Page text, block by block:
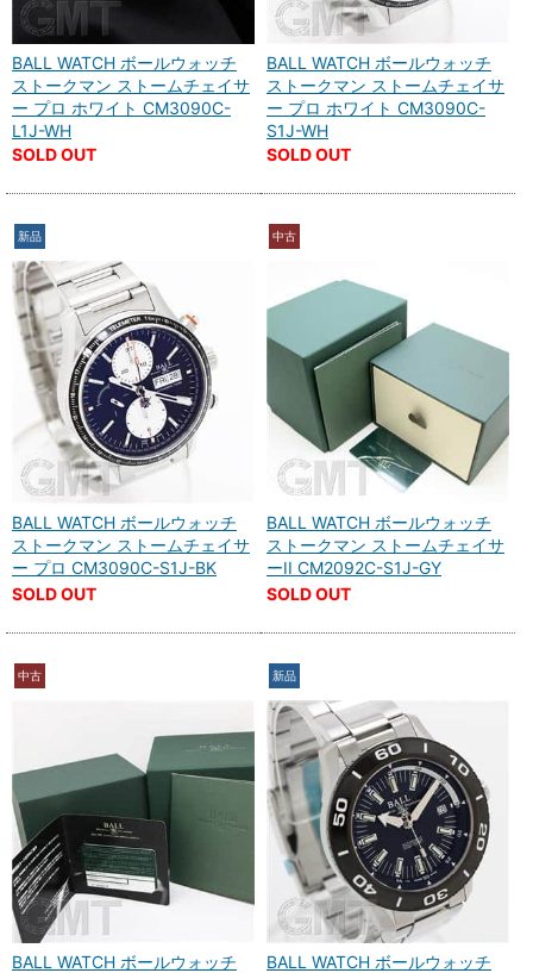
BALL WATCH ボールウォッチ
ストークマン ストームチェイサ
ー プロ ホワイト CM3090C-
L1J-WH
SOLD OUT
BALL WATCH ボールウォッチ
ストークマン ストームチェイサ
ー プロ ホワイト CM3090C-
S1J-WH
SOLD OUT
新品
BALL WATCH ボールウォッチ
ストークマン ストームチェイサ
ー プロ CM3090C-S1J-BK
SOLD OUT
中古
BALL WATCH ボールウォッチ
ストークマン ストームチェイサ
ーII CM2092C-S1J-GY
SOLD OUT
中古
BALL WATCH ボールウォッチ
新品
BALL WATCH ボールウォッチ